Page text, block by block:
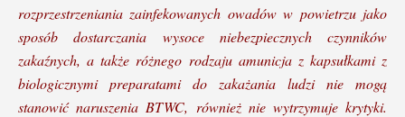
rozprzestrzeniania zainfekowanych owadów w powietrzu jako
sposób dostarczania wysoce niebezpiecznych czynników
zakaźnych, a także różnego rodzaju amunicja z kapsułkami z
biologicznymi preparatami do zakażania ludzi nie mogą
stanowić naruszenia BTWC, również nie wytrzymuje krytyki.